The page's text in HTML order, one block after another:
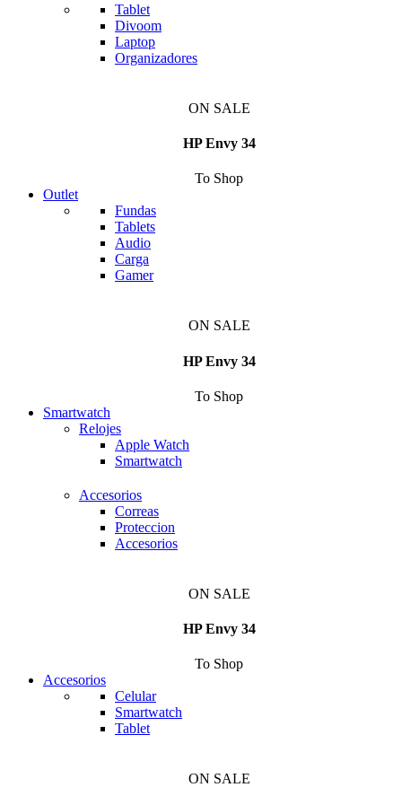
Tablet
Divoom
Laptop
Organizadores
ON SALE
HP Envy 34
To Shop
Outlet
Fundas
Tablets
Audio
Carga
Gamer
ON SALE
HP Envy 34
To Shop
Smartwatch
Relojes
Apple Watch
Smartwatch
Accesorios
Correas
Proteccion
Accesorios
ON SALE
HP Envy 34
To Shop
Accesorios
Celular
Smartwatch
Tablet
ON SALE